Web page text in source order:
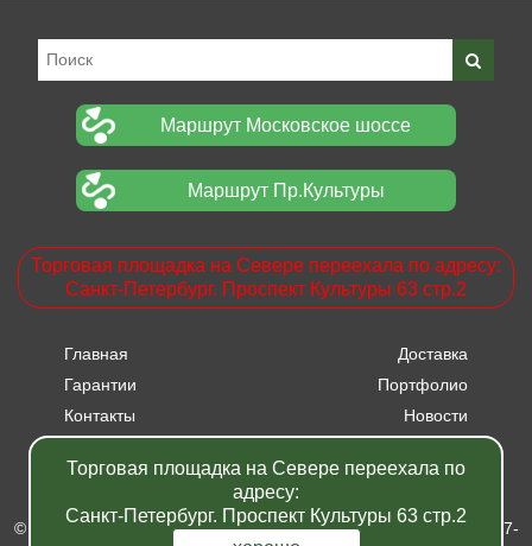
Маршрут Московское шоссе
Маршрут Пр.Культуры
Торговая площадка на Севере переехала по адресу:
Санкт-Петербург. Проспект Культуры 63 стр.2
Главная
Доставка
Гарантии
Портфолио
Контакты
Новости
Акции
© Питомник растений "Фавн" - Санкт-Петербург - Москва 2007-
Торговая площадка на Севере переехала по
адресу:
Санкт-Петербург. Проспект Культуры 63 стр.2